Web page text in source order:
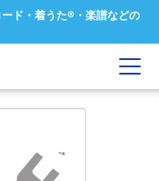
ド・着うた®・楽譜などの